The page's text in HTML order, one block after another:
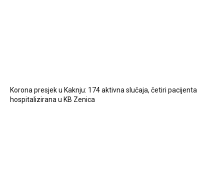
Korona presjek u Kaknju: 174 aktivna slučaja, četiri pacijenta
hospitalizirana u KB Zenica